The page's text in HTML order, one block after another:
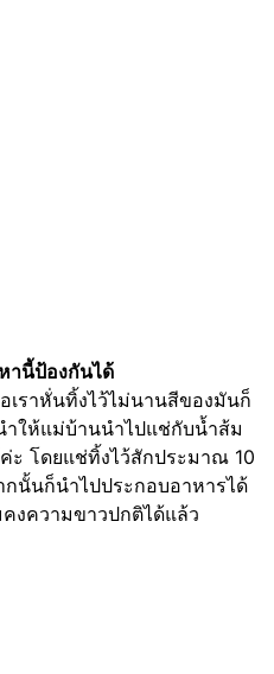
านี้ป้องกันได้
เราหั่นทิ้งไว้ไม่นานสีของมันก็
ำให้แม่บ้านนำไปแช่กับน้ำส้ม
ะ โดยแช่ทิ้งไว้สักประมาณ 10
นั้นก็นำไปประกอบอาหารได้
งความขาวปกติได้แล้ว